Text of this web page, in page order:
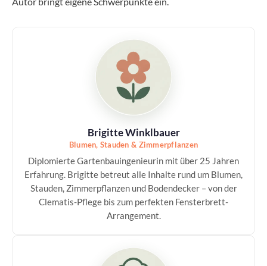
Brigitte Winklbauer
Blumen, Stauden & Zimmerpflanzen
Diplomierte Gartenbauingenieurin mit über 25 Jahren
Erfahrung. Brigitte betreut alle Inhalte rund um Blumen,
Stauden, Zimmerpflanzen und Bodendecker – von der
Clematis-Pflege bis zum perfekten Fensterbrett-
Arrangement.